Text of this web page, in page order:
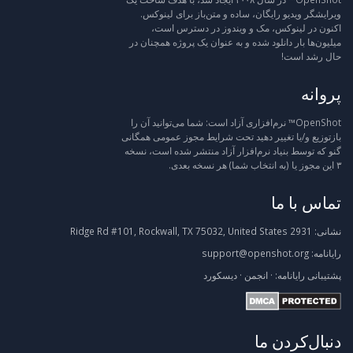
ویرایشگر ویدیو رایگان، ساده و متن‌باز برای لینوکس.
اکنون در لینوکس، مک و ویندوز در دسترس است،
میلیون‌ها بار دانلود شده و به عنوان یک پروژه همچنان در
حال رشد است!
پروانه
OpenShot™ نرم‌افزاری آزاد است: شما می‌توانید آن را
بازتوزیع و/یا تغییر دهید تحت شرایط مجوز عمومی همگانی
گنو که توسط بنیاد نرم‌افزار آزاد منتشر شده است، نسخه
۳ این مجوز یا (به انتخاب شما) هر نسخه بعدی.
تماس با ما
نشانی:
رایانامه: support@openshot.org
پشتیبانی رایانامه: · انجمن · دیسکورد
دنبال‌کردن ما